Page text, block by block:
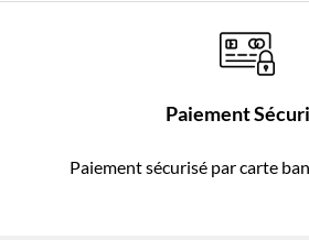
Paiement
Paiement sécurisé par carte